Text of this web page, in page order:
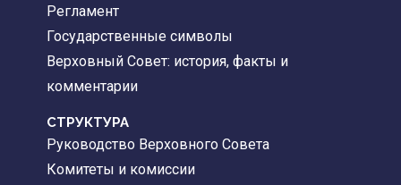
Регламент
Государственные символы
Верховный Совет: история, факты и
комментарии
CТРУКТУРА
Руководство Верховного Совета
Комитеты и комиссии